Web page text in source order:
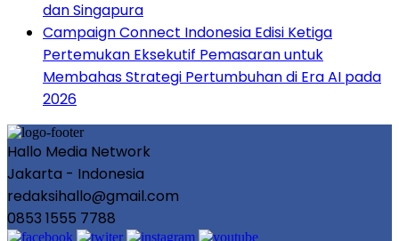
dan Singapura
Campaign Connect Indonesia Edisi Ketiga
Pertemukan Eksekutif Pemasaran untuk
Membahas Strategi Pertumbuhan di Era AI pada
2026
Hallo Media Network
Jakarta - Indonesia
redaksihallo@gmail.com
0853 1555 7788